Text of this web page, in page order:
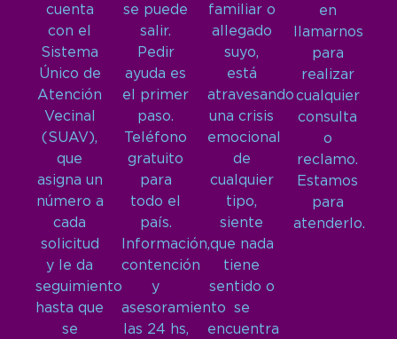
cuenta
con el
Sistema
Único de
Atención
Vecinal
(SUAV),
que
asigna un
número a
cada
solicitud
y le da
seguimiento
hasta que
se
se puede
salir.
Pedir
ayuda es
el primer
paso.
Teléfono
gratuito
para
todo el
país.
Información,
contención
y
asesoramiento
las 24 hs,
familiar o
allegado
suyo,
está
atravesando
una crisis
emocional
de
cualquier
tipo,
siente
que nada
tiene
sentido o
se
encuentra
en
llamarnos
para
realizar
cualquier
consulta
o
reclamo.
Estamos
para
atenderlo.